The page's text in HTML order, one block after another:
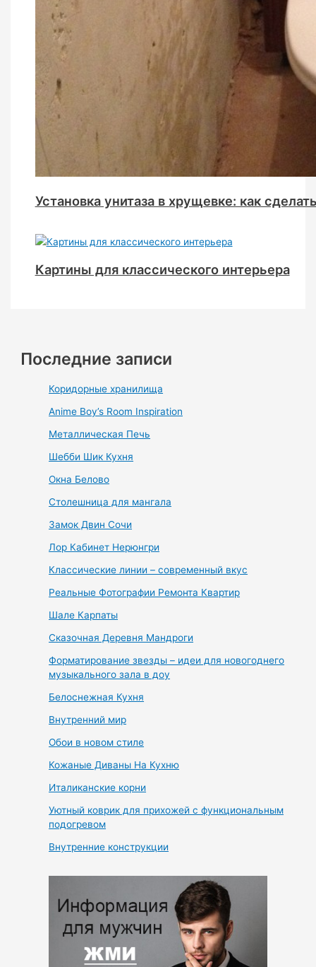
Установка унитаза в хрущевке: как
Картины для классического интерьера
Последние записи
Коридорные хранилища
Anime Boy’s Room Inspiration
Металлическая Печь
Шебби Шик Кухня
Окна Белово
Столешница для мангала
Замок Двин Сочи
Лор Кабинет Нерюнгри
Классические линии – современный вкус
Реальные Фотографии Ремонта Квартир
Шале Карпаты
Сказочная Деревня Мандроги
Форматирование звезды – идеи для новогоднего
музыкального зала в доу
Белоснежная Кухня
Внутренний мир
Обои в новом стиле
Кожаные Диваны На Кухню
Италиканские корни
Уютный коврик для прихожей с функциональным
подогревом
Внутренние конструкции